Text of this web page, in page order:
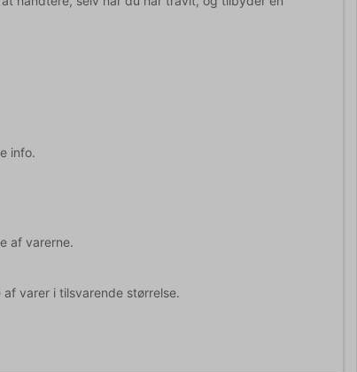
info.
af varerne.
varer i tilsvarende størrelse.